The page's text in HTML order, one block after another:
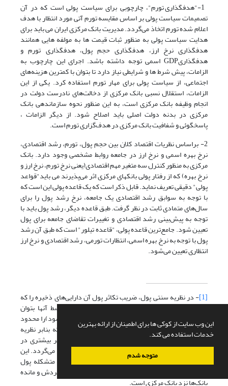
این وب سایت از کوکی ها برای اطمینان از ارائه بهترین
خدمات استفاده می کند.
متوجه شدم
1-"هدفگذاری تورم"، چارچوبی برای سیاست پولی است که در آن
تصمیمات سیاست پولی بر اساس مقایسه تورم آتی مورد انتظار با هدف
اعلام شده تورم اتخاذ می‌گردد. مدیریت بانک مرکزی ایران می باید برای
هدایت سیاست پولی به منظور ثبات قیمت ها به مولفه هایی همانند
هدفگذاری نرخ ارز، هدفگذاری حجم پول، هدفگذاری تورم و
هدفگذاریGDP اسمی توجه داشته باشد. اجرای این چارچوب به
الزامات، پیش شرط ها و شرایطی نیاز دارد تا بتوان با کمترین هزینه‌های
اجتماعی، از سیاست پولی برای مهار تورم استفاده کرد. یکی از این
الزامات، استقلال نسبی بانک مرکزی از دخالت‌های نادرست دولت در
انجام وظیفه بانک مرکزی است، به این منظور نحوه سازماندهی بانک
مرکزی در بدنه دولت اصلی باید اصلاح شود. از دیگر الزامات ،
پاسخگوئی و شفافیت بانک مرکزی در هدف‌گزاری تورم است.
2- براساس نظریات اقتصاد کلان بین حجم پول، تورم، رشد اقتصادی،
نرخ بهره اسمی و نرخ ارز در جامعه روابط مشخصی وجود دارد. بانک‌
مرکزی به منظور کنترل سه متغیر مهم اقتصادی(یعنی نرخ تورم، نرخ ارز و
نرخ بهره) که از رفتار پولی بانکهای مرکزی اثر می‌پذیرند می باید"قواعد
پولی" دقیقی تعریف نماید. قابل ذکر است که یک قاعده پولی این است که
با توجه به سوابق رشد اقتصادی یک جامعه، نرخ رشد پول را برای
سال‌های متمادی ثابت در نظر گرفت. طبق قاعده دیگر، رشد پول باید با
توجه به پیش‌بینی رشد اقتصادی و تغییرات تقاضای جامعه برای پول
تعیین شود. جامع‌ترین قاعده پولی، "قاعده تیلور" است که طبق آن رشد
پول با توجه به نرخ بهره اسمی، انتظارات تورمی، رشد اقتصادی و نرخ ارز
انتظاری تعیین می‌شود.
[1] - در نظریه سنتی پول، ضریب تکاثر پول آن دارایی‌های ذخیره را که
پایه نظام بانکی برای خلق سپرده بانکی باشند یا توسط آنها بتوان
فعالیت‌های وام‌دهی بانک‌ها(که منجر به خلق سپرده می‌شود)‌را محدود
کرد پول پرقدرت می‌نامند. دلیل این خصلت آن است که بنابر نظریه
مزبور هر تغییر در میزان این نوع دارایی‌ها موجب تغییر بیشتری در
سپرده بانکی، به عنوان یکی از اعضای متشکله حجم پول، می‌گردد. این
مسئله همچنین گویای آن است که مشخص‌ترین اجزای متشکله پول
پرقدرت همان بدهی‌های پولی بخش دولتی یعنی پول در گردش و مانده
بانک‌ها نزد بانک مرکزی است.